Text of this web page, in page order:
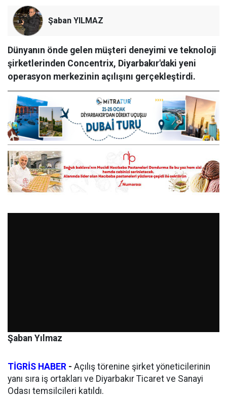
Şaban YILMAZ
Dünyanın önde gelen müşteri deneyimi ve teknoloji
şirketlerinden Concentrix, Diyarbakır'daki yeni
operasyon merkezinin açılışını gerçekleştirdi.
Şaban Yılmaz
TİGRİS HABER - Açılış törenine şirket yöneticilerinin
yanı sıra iş ortakları ve Diyarbakır Ticaret ve Sanayi
Odası temsilcileri katıldı.